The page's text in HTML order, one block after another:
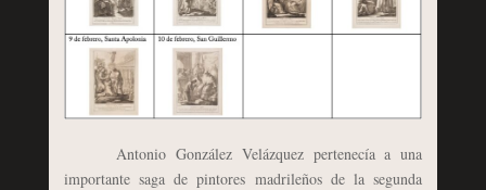
Antonio González Velázquez pertenecía a una
importante saga de pintores madrileños de la segunda